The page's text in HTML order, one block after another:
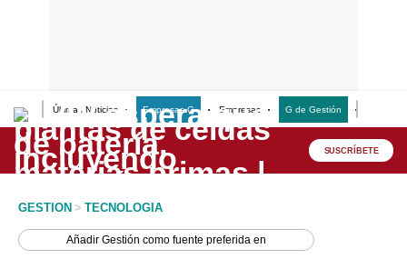
Últimas Noticias Empresas G Empresas G de Gestión
Lo último
Peru Quiosco SUSCRÍBETE
GESTION > TECNOLOGIA
AñadirGestión como fuente preferida en